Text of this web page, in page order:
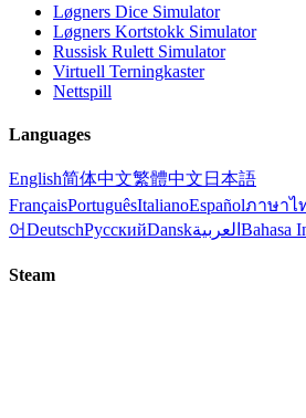
Løgners Dice Simulator
Løgners Kortstokk Simulator
Russisk Rulett Simulator
Virtuell Terningkaster
Nettspill
Languages
English简体中文繁體中文 日本語
FrançaisPortuguêsItalianoEspañolภาษาไ
어DeutschРусскийDanskالعربية Bahasa
Steam